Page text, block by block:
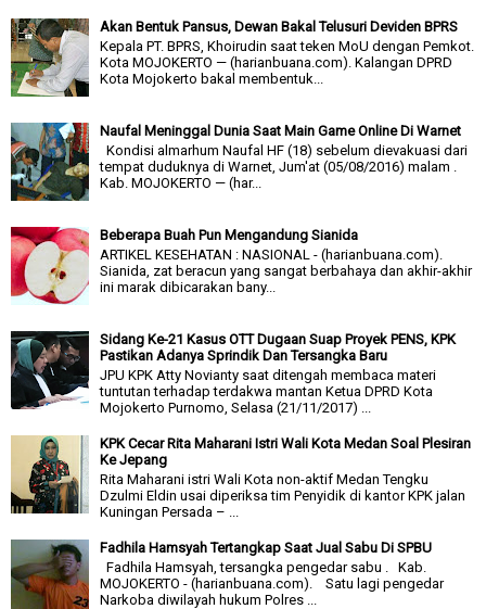
Akan Bentuk Pansus, Dewan Bakal Telusuri Deviden BPRS
Kepala PT. BPRS, Khoirudin saat teken MoU dengan Pemkot.
Kota MOJOKERTO — (harianbuana.com). Kalangan DPRD
Kota Mojokerto bakal membentuk...
Naufal Meninggal Dunia Saat Main Game Online Di Warnet
Kondisi almarhum Naufal HF (18) sebelum dievakuasi dari
tempat duduknya di Warnet, Jum'at (05/08/2016) malam .
Kab. MOJOKERTO — (har...
Beberapa Buah Pun Mengandung Sianida
ARTIKEL KESEHATAN : NASIONAL - (harianbuana.com).
Sianida, zat beracun yang sangat berbahaya dan akhir-akhir
ini marak dibicarakan bany...
Sidang Ke-21 Kasus OTT Dugaan Suap Proyek PENS, KPK
Pastikan Adanya Sprindik Dan Tersangka Baru
JPU KPK Atty Novianty saat ditengah membaca materi
tuntutan terhadap terdakwa mantan Ketua DPRD Kota
Mojokerto Purnomo, Selasa (21/11/2017) ...
KPK Cecar Rita Maharani Istri Wali Kota Medan Soal Plesiran
Ke Jepang
Rita Maharani istri Wali Kota non-aktif Medan Tengku
Dzulmi Eldin usai diperiksa tim Penyidik di kantor KPK jalan
Kuningan Persada – ...
Fadhila Hamsyah Tertangkap Saat Jual Sabu Di SPBU
Fadhila Hamsyah, tersangka pengedar sabu . Kab.
MOJOKERTO - (harianbuana.com). Satu lagi pengedar
Narkoba diwilayah hukum Polres ...